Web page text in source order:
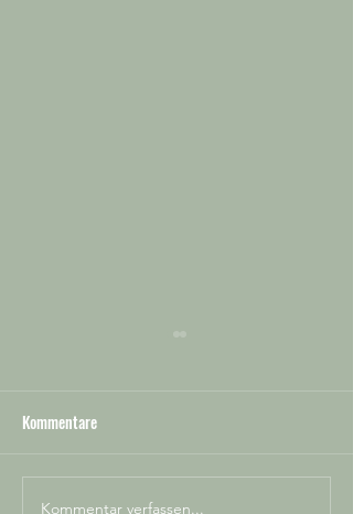
Unsere Termine 2026
Kommentare
Kommentar verfassen...